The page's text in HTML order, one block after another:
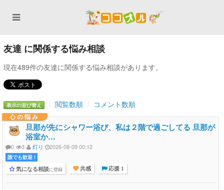
友達 に関係する悩み相談
現在489件の友達に関係する悩み相談があります。
表示の並び替え 閲覧数順 コメント数順
心の悩み
旦那が先にシャワー浴び、私は２階で過ごしてる 旦那が
浴室か…
0 3 灯り 2026-08-09 00:12
誰でも歓迎 !
気になる相談に登録 共感 応援 1